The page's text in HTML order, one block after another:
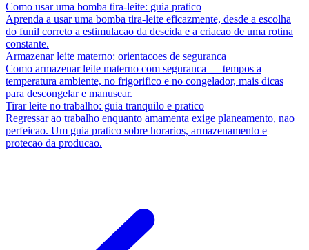
Como usar uma bomba tira-leite: guia pratico
Aprenda a usar uma bomba tira-leite eficazmente, desde a escolha
do funil correto a estimulacao da descida e a criacao de uma rotina
constante.
Armazenar leite materno: orientacoes de seguranca
Como armazenar leite materno com seguranca — tempos a
temperatura ambiente, no frigorifico e no congelador, mais dicas
para descongelar e manusear.
Tirar leite no trabalho: guia tranquilo e pratico
Regressar ao trabalho enquanto amamenta exige planeamento, nao
perfeicao. Um guia pratico sobre horarios, armazenamento e
protecao da producao.